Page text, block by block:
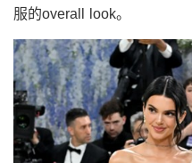
服的overall look。